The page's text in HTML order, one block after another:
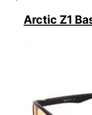
Arctic Z1